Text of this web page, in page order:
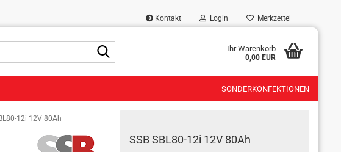
Kontakt Login Merkzettel
Ihr Warenkorb
0,00 EUR
SONDERKONFEKTIONEN
12i 12V 80Ah
SSB SBL80-12i 12V 80Ah